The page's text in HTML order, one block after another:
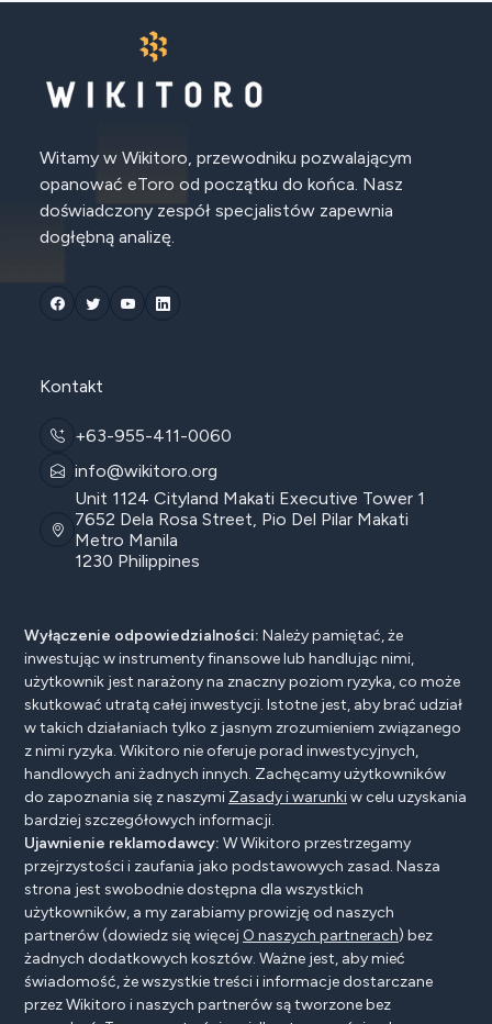
Witamy w Wikitoro, przewodniku pozwalającym
opanować eToro od początku do końca. Nasz
doświadczony zespół specjalistów zapewnia
dogłębną analizę.
Kontakt
+63-955-411-0060
info@wikitoro.org
Unit 1124 Cityland Makati Executive Tower 1
7652 Dela Rosa Street, Pio Del Pilar Makati
Metro Manila
1230 Philippines
Wyłączenie odpowiedzialności: Należy pamiętać, że
inwestując w instrumenty finansowe lub handlując nimi,
użytkownik jest narażony na znaczny poziom ryzyka, co może
skutkować utratą całej inwestycji. Istotne jest, aby brać udział
w takich działaniach tylko z jasnym zrozumieniem związanego
z nimi ryzyka. Wikitoro nie oferuje porad inwestycyjnych,
handlowych ani żadnych innych. Zachęcamy użytkowników
do zapoznania się z naszymi Zasady i warunkiw celu uzyskania
bardziej szczegółowych informacji.
Ujawnienie reklamodawcy: W Wikitoro przestrzegamy
przejrzystości i zaufania jako podstawowych zasad. Nasza
strona jest swobodnie dostępna dla wszystkich
użytkowników, a my zarabiamy prowizję od naszych
partnerów (dowiedz się więcej O naszych partnerach) bez
żadnych dodatkowych kosztów. Ważne jest, aby mieć
świadomość, że wszystkie treści i informacje dostarczane
przez Wikitoro i naszych partnerów są tworzone bez